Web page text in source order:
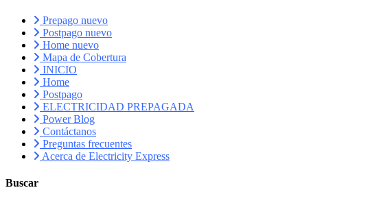
Prepago nuevo
Postpago nuevo
Home nuevo
Mapa de Cobertura
INICIO
Home
Postpago
ELECTRICIDAD PREPAGADA
Power Blog
Contáctanos
Preguntas frecuentes
Acerca de Electricity Express
Buscar